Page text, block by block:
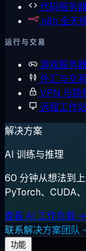
代码服务
n8n 全天
运行与交易
游戏服务
外汇与交易
VPN 与隐
远程工作
解决方案
AI 训练与推理
60 分钟从想法到
PyTorch、CUDA
查看 AI 工作负载 →
联系解决方案团队